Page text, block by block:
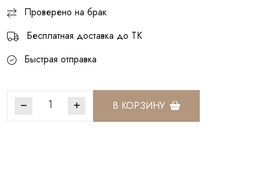
Проверено на брак
Бесплатная доставка до ТК
Быстрая отправка
В КОРЗИНУ